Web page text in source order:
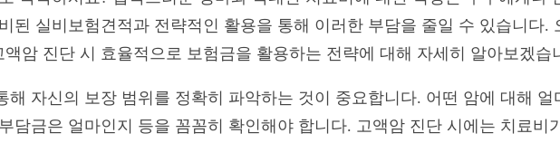
된 실비보험견적과 전략적인 활용을 통해 이러한 부담을 줄일 수 있습니다.
암 진단 시 효율적으로 보험금을 활용하는 전략에 대해 자세히 알아보겠습
해 자신의 보장 범위를 정확히 파악하는 것이 중요합니다. 어떤 암에 대해 얼
담금은 얼마인지 등을 꼼꼼히 확인해야 합니다. 고액암 진단 시에는 치료비